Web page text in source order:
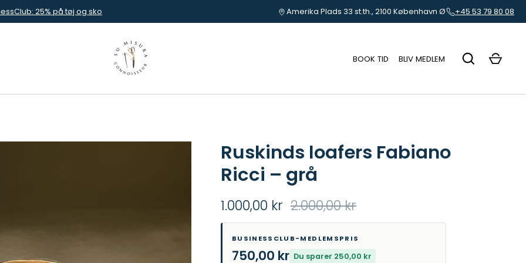
25% på tøj og sko Amerika Plads 33 st.th., 2100 København Ø +45 53 79 80 08
BOOK TID BLIV MEDLEM
Ruskinds loafers Fabiano
Ricci – grå
1.000,00 kr 2.000,00 kr
BUSINESSCLUB-MEDLEMSPRIS
750,00 kr Du sparer 250,00 kr